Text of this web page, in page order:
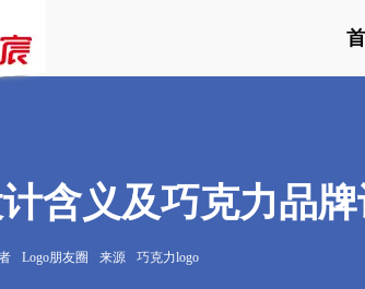
含义及巧克力品
Logo朋友圈 来源 巧克力logo